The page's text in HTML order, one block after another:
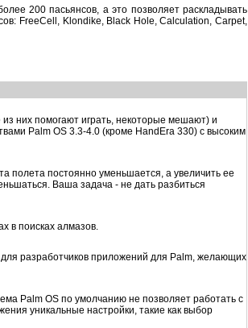
200 пасьянсов, а это позволяет раскладывать
FreeCell, Klondike, Black Hole, Calculation, Carpet,
них помогают играть, некоторые мешают) и
Palm OS 3.3-4.0 (кроме HandEra 330) с высоким
полета постоянно уменьшается, а увеличить ее
Ваша задача - не дать разбиться
в поисках алмазов.
разработчиков приложений для Palm, желающих
Palm OS по умолчанию не позволяет работать с
уникальные настройки, такие как выбор